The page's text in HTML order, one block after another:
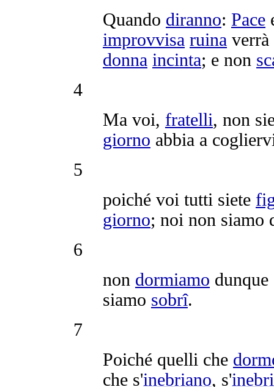
Quando diranno: Pace
improvvisa ruina
donna incinta; e non
4
Ma voi, fratelli, non
giorno abbia a
5
poiché voi tutti siete
giorno; noi non siamo
6
non dormiamo
siamo sobrî.
7
Poiché quelli che
che s'inebriano, s'